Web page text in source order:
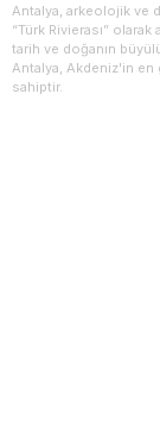
Antalya, arkeolojik ve
“Türk Rivierası” olarak
tarih ve doğanın
Antalya, Akdeniz'in en
sahiptir.